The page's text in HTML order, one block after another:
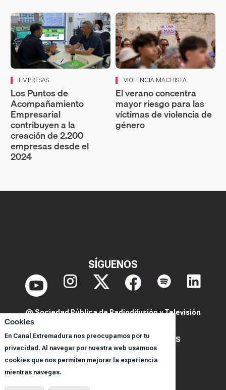
Cookies
En Canal Extremadura nos preocupamos por tu
privacidad. Al navegar por nuestra web usamoos
cookies que nos permiten mejorar la experiencia
mientras navegas.
EMPRESAS
Los Puntos de
Acompañamiento
Empresarial
contribuyen a la
creación de 2.200
empresas desde el
2024
VIOLENCIA MACHISTA
El verano concentra
mayor riesgo para las
víctimas de violencia de
género
SÍGUENOS
@ Sociedad Pública de Radiodifusión y Televisión
POLITICA DE PRIVACIDAD Y COOKIES